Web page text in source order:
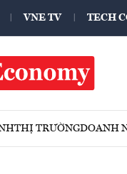
VNE TV TECH
THỊ TRƯỜNGDOANH